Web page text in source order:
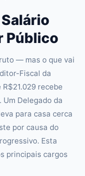
Público
— mas o que vai
Fiscal da
recebe
Delegado da
para casa cerca
por causa do
Esta
principais cargos